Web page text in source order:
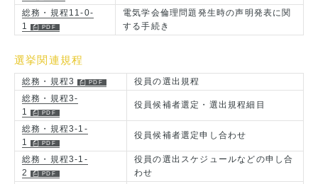
総務・規程11-0-
1
電気学会倫理問題発生時の声明発表に関
する手続き
選挙関連規程
総務・規程3
役員の選出規程
総務・規程3-
1
役員候補者選定・選出規程細目
総務・規程3-1-
1
役員候補者選定申し合わせ
総務・規程3-1-
2
役員の選出スケジュールなどの申し合
わせ